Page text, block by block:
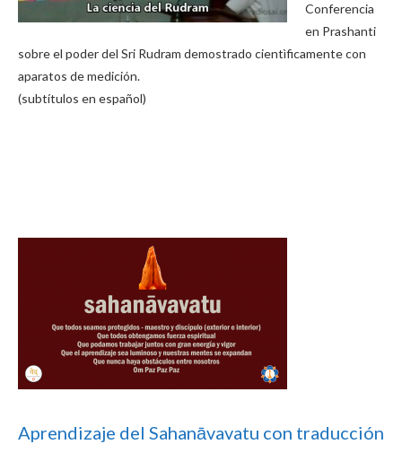
Conferencia
en Prashanti
sobre el poder del Sri Rudram demostrado cientìficamente con
aparatos de medición.
(subtítulos en español)
Aprendizaje del Sahanāvavatu con traducción